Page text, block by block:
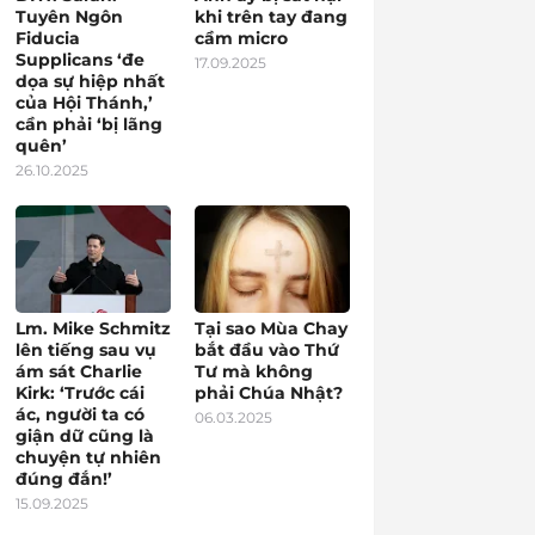
Tuyên Ngôn
Fiducia
Supplicans ‘đe
dọa sự hiệp nhất
của Hội Thánh,’
cần phải ‘bị lãng
quên’
26.10.2025
khi trên tay đang
cầm micro
17.09.2025
Lm. Mike Schmitz
lên tiếng sau vụ
ám sát Charlie
Kirk: ‘Trước cái
ác, người ta có
giận dữ cũng là
chuyện tự nhiên
đúng đắn!’
15.09.2025
Tại sao Mùa Chay
bắt đầu vào Thứ
Tư mà không
phải Chúa Nhật?
06.03.2025